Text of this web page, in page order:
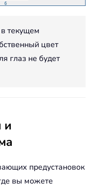
текущем
цвет
глаз не будет
и
предустановок
вы можете